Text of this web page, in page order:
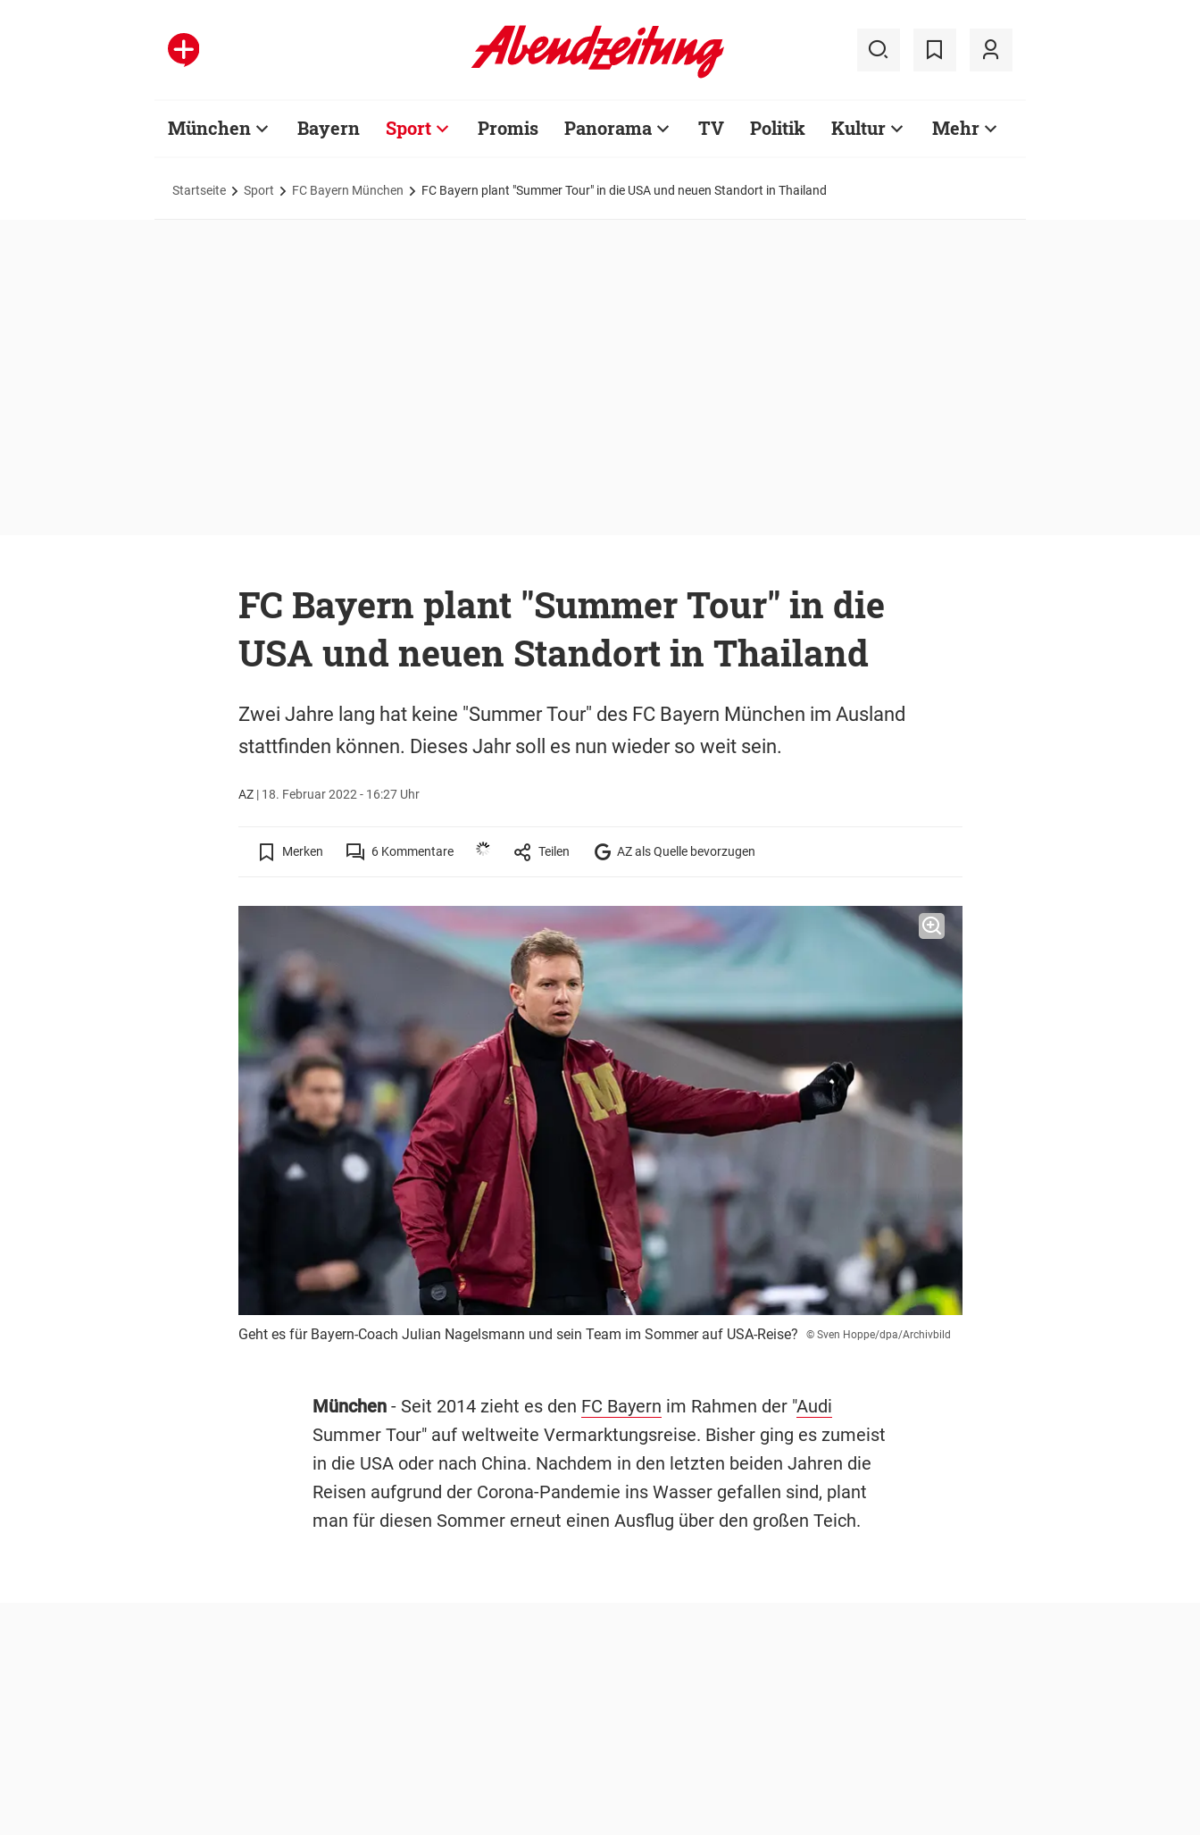
München Bayern Sport Promis Panorama TV Politik Kultur Mehr
Startseite Sport FC Bayern München FC Bayern plant "Summer Tour" in die USA und neuen Standort in Thailand
FC Bayern plant "Summer Tour" in die
USA und neuen Standort in Thailand
Zwei Jahre lang hat keine "Summer Tour" des FC Bayern München im Ausland
stattfinden können. Dieses Jahr soll es nun wieder so weit sein.
AZ| 18. Februar 2022 - 16:27 Uhr
Merken 6Kommentare Teilen AZ als Quelle bevorzugen
Geht es für Bayern-Coach Julian Nagelsmann und sein Team im Sommer auf USA-Reise? © Sven Hoppe/dpa/Archivbild
München- Seit 2014 zieht es den FC Bayern im Rahmen der "Audi
Summer Tour" auf weltweite Vermarktungsreise. Bisher ging es zumeist
in die USA oder nach China. Nachdem in den letzten beiden Jahren die
Reisen aufgrund der Corona-Pandemie ins Wasser gefallen sind, plant
man für diesen Sommer erneut einen Ausflug über den großen Teich.